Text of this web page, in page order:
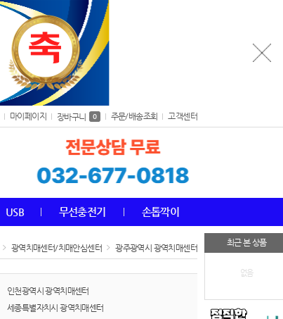
마이페이지 장바구니 0 주문/배송조회 고객센터
USB 무선충전기 손톱깍이
최근 본 상품
없음
광역치매센터/치매안심센터 광주광역시 광역치매센터
인천광역시 광역치매센터
세종특별자치시 광역치매센터